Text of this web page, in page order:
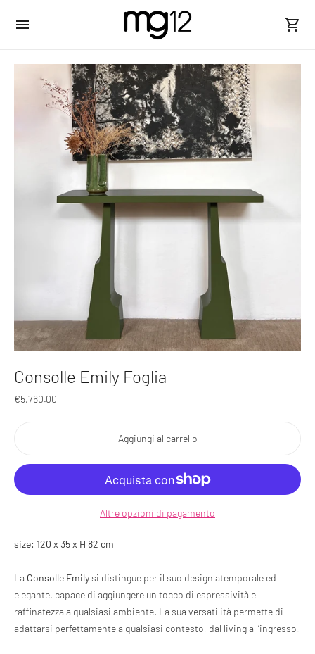
Consolle Emily Foglia
€5,760.00
Aggiungi al carrello
Altre opzioni di pagamento
Aggiunta
al
tuo
carrello
size: 120 x 35 x H 82 cm
La Consolle Emily si distingue per il suo design atemporale ed
elegante, capace di aggiungere un tocco di espressività e
raffinatezza a qualsiasi ambiente. La sua versatilità permette di
adattarsi perfettamente a qualsiasi contesto, dal living all’ingresso.